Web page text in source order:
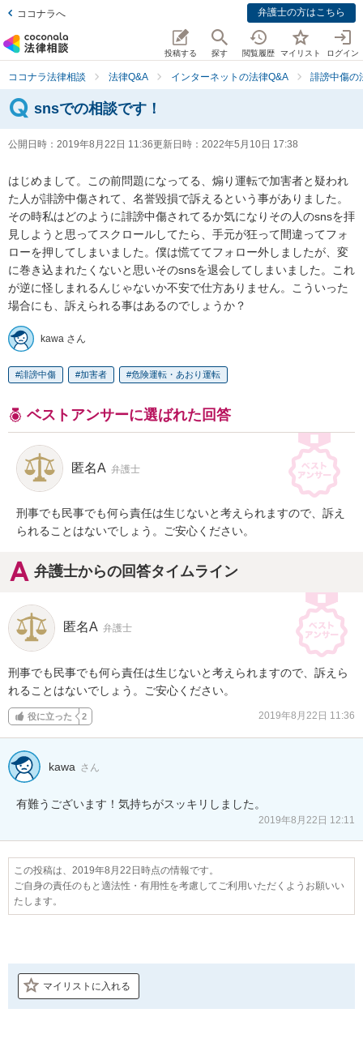
ココナラへ 弁護士の方はこちら
投稿する 探す 閲覧履歴 マイリスト ログイン
ココナラ法律相談 法律Q&A インターネットの法律Q&A 誹謗中傷の
snsでの相談です！
公開日時： 2019年8月22日 11:36更新日時： 2022年5月10日 17:38
はじめまして。この前問題になってる、煽り運転で加害者と疑われ
た人が誹謗中傷されて、名誉毀損で訴えるという事がありました。
その時私はどのように誹謗中傷されてるか気になりその人のsnsを拝
見しようと思ってスクロールしてたら、手元が狂って間違ってフォ
ローを押してしまいました。僕は慌ててフォロー外しましたが、変
に巻き込まれたくないと思いそのsnsを退会してしまいました。これ
が逆に怪しまれるんじゃないか不安で仕方ありません。こういった
場合にも、訴えられる事はあるのでしょうか？
kawa さん
誹謗中傷 加害者 危険運転・あおり運転
ベストアンサーに選ばれた回答
匿名A 弁護士
刑事でも民事でも何ら責任は生じないと考えられますので、訴え
られることはないでしょう。ご安心ください。
弁護士からの回答タイムライン
匿名A 弁護士
刑事でも民事でも何ら責任は生じないと考えられますので、訴えら
れることはないでしょう。ご安心ください。
役に立った 2 2019年8月22日 11:36
kawa さん
2019年8月22日 12:11
この投稿は、2019年8月22日時点の情報です。
ご自身の責任のもと適法性・有用性を考慮してご利用いただくようお願いい
たします。
マイリストに入れる